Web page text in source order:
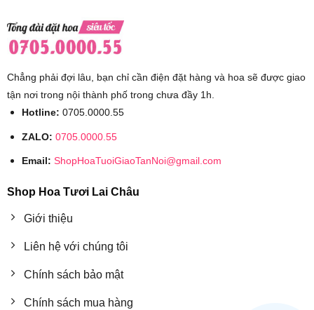
Chẳng phải đợi lâu, bạn chỉ cần điện đặt hàng và hoa sẽ được giao
tận nơi trong nội thành phố trong chưa đầy 1h.
Hotline: 0705.0000.55
ZALO: 0705.0000.55
Email: ShopHoaTuoiGiaoTanNoi@gmail.com
Shop Hoa Tươi Lai Châu
Giới thiệu
Liên hệ với chúng tôi
Chính sách bảo mật
Chính sách mua hàng